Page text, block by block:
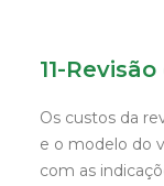
11-
Os custos da
e o modelo do
com as